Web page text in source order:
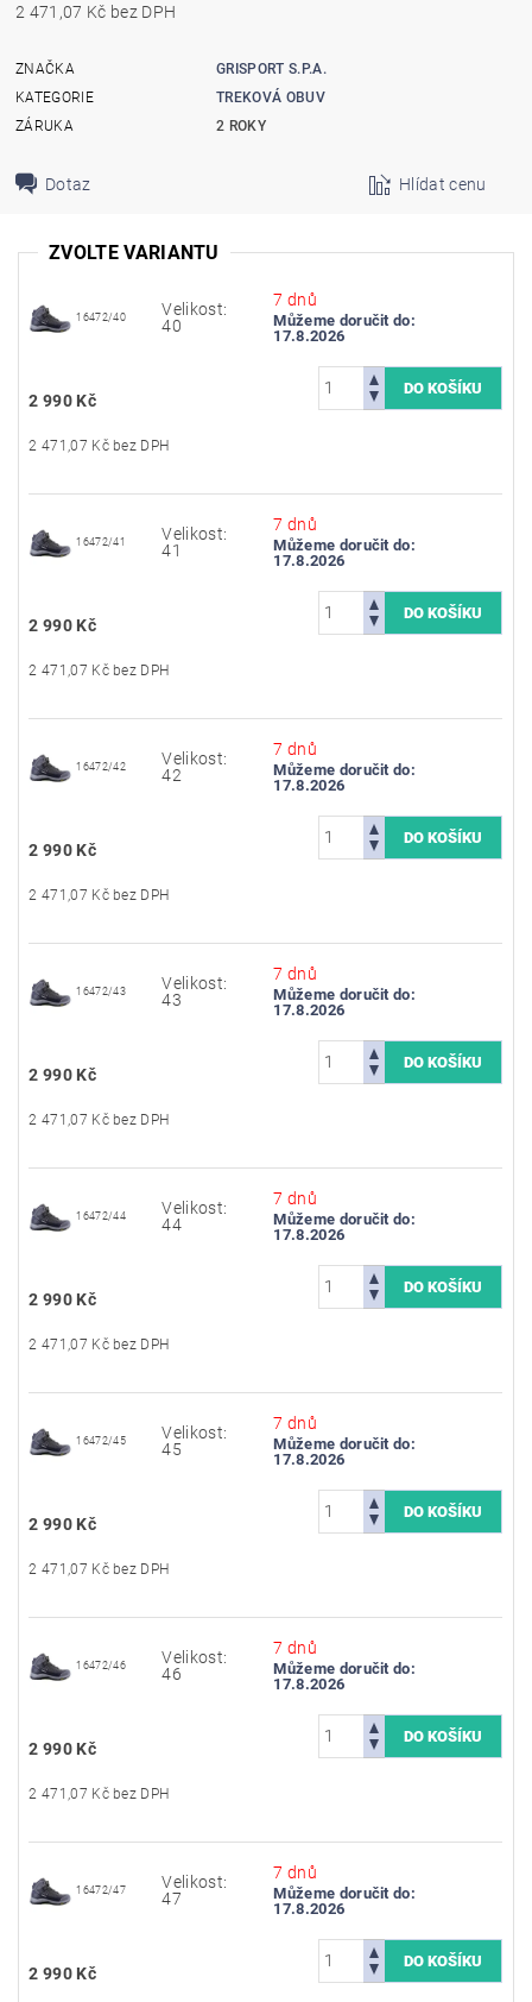
2 471,07 Kč bez DPH
ZNAČKA
GRISPORT S.P.A.
KATEGORIE
TREKOVÁ OBUV
ZÁRUKA
2 ROKY
Dotaz Hlídat cenu
ZVOLTE VARIANTU
16472/40
Velikost:
40
7 dnů
Můžeme doručit do:
17.8.2026
2 990 Kč
2 471,07 Kč bez DPH
16472/41
Velikost:
41
7 dnů
Můžeme doručit do:
17.8.2026
2 990 Kč
2 471,07 Kč bez DPH
16472/42
Velikost:
42
7 dnů
Můžeme doručit do:
17.8.2026
2 990 Kč
2 471,07 Kč bez DPH
16472/43
Velikost:
43
7 dnů
Můžeme doručit do:
17.8.2026
2 990 Kč
2 471,07 Kč bez DPH
16472/44
Velikost:
44
7 dnů
Můžeme doručit do:
17.8.2026
2 990 Kč
2 471,07 Kč bez DPH
16472/45
Velikost:
45
7 dnů
Můžeme doručit do:
17.8.2026
2 990 Kč
2 471,07 Kč bez DPH
16472/46
Velikost:
46
7 dnů
Můžeme doručit do:
17.8.2026
2 990 Kč
2 471,07 Kč bez DPH
16472/47
Velikost:
47
7 dnů
Můžeme doručit do:
17.8.2026
2 990 Kč